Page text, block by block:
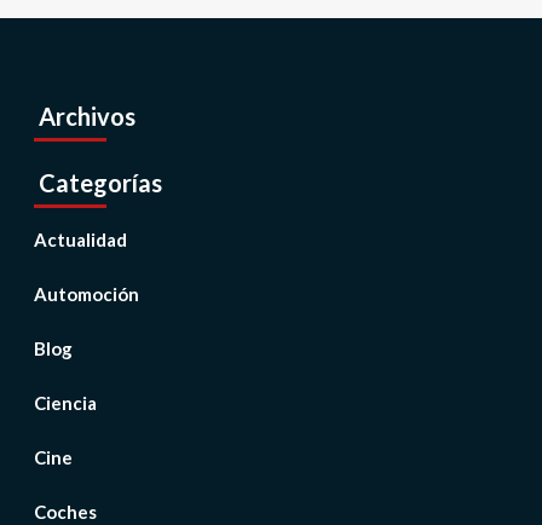
Archivos
Categorías
Actualidad
Automoción
Blog
Ciencia
Cine
Coches